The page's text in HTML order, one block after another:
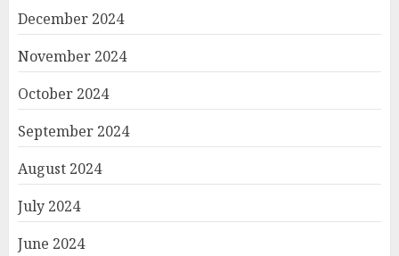
December 2024
November 2024
October 2024
September 2024
August 2024
July 2024
June 2024